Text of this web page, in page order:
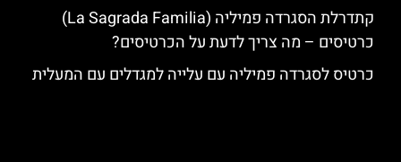
קתדרלת הסגרדה פמיליה (La Sagrada Familia)
כרטיסים – מה צריך לדעת על הכרטיסים?
כרטיס לסגרדה פמיליה עם עלייה למגדלים עם המעלית